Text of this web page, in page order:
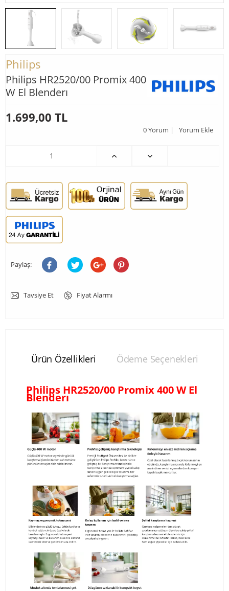
Philips
Philips HR2520/00 Promix 400
W El Blenderı
1.699,00 TL
Yorum Ekle
0 Yorum |
Paylaş:
Tavsiye Et Fiyat Alarmı
Ürün Özellikleri Ödeme Seçenekleri
Philips HR2520/00 Promix 400 W El
Blenderı